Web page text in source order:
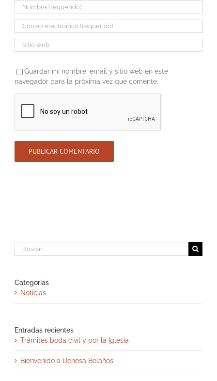
Guardar mi nombre, email y sitio web en este
navegador para la próxima vez que comente.
Buscar:
Categorías
Noticias
Entradas recientes
Trámites boda civil y por la Iglesia
Bienvenido a Dehesa Bolaños